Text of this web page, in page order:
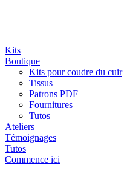
Kits
Boutique
Kits pour coudre du cuir
Tissus
Patrons PDF
Fournitures
Tutos
Ateliers
Témoignages
Tutos
Commence ici